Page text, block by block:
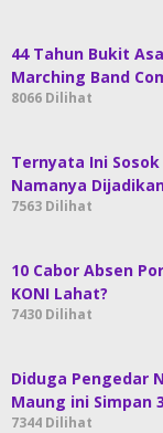
44 Tahun Bukit
Marching Band
8066 Dilihat
Ternyata Ini
Namanya
7563 Dilihat
10 Cabor Absen
KONI Lahat?
7430 Dilihat
Diduga Pengedar
Maung ini Simpan
7344 Dilihat